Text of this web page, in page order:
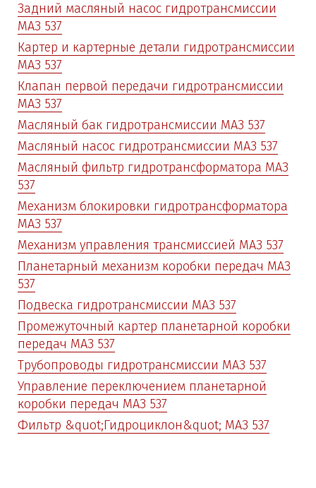
Задний масляный насос гидротрансмиссии
МАЗ 537
Картер и картерные детали гидротрансмиссии
МАЗ 537
Клапан первой передачи гидротрансмиссии
МАЗ 537
Масляный бак гидротрансмиссии МАЗ 537
Масляный насос гидротрансмиссии МАЗ 537
Масляный фильтр гидротрансформатора МАЗ
537
Механизм блокировки гидротрансформатора
МАЗ 537
Механизм управления трансмиссией МАЗ 537
Планетарный механизм коробки передач МАЗ
537
Подвеска гидротрансмиссии МАЗ 537
Промежуточный картер планетарной коробки
передач МАЗ 537
Трубопроводы гидротрансмиссии МАЗ 537
Управление переключением планетарной
коробки передач МАЗ 537
Фильтр &quot;Гидроциклон&quot; МАЗ 537